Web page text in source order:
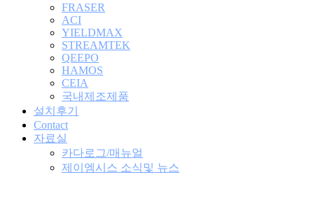
FRASER
ACI
YIELDMAX
STREAMTEK
QEEPO
HAMOS
CEIA
국내제조제품
설치후기
Contact
자료실
카다로그/매뉴얼
제이엠시스 소식및 뉴스